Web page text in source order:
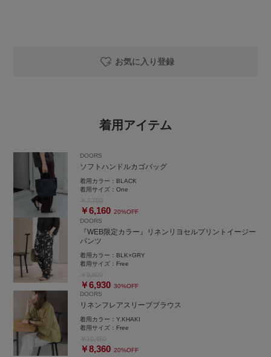
👡ダブルベルトプラットフォームサンダル
夏っぽい素材感なので重たく見えません♪
instgram
お気に入り登録
着用アイテム
DOORS
ソフトハンドルカゴバッグ
着用カラー： BLACK
着用サイズ：One
￥6,160 20%OFF
DOORS
『WEB限定カラー』リネンリヨセルプリントイージー
パンツ
着用カラー： BLK×GRY
着用サイズ： Free
￥6,930 30%OFF
DOORS
リネンフレアスリーブブラウス
着用カラー：Y.KHAKI
着用サイズ： Free
￥8,360 20%OFF